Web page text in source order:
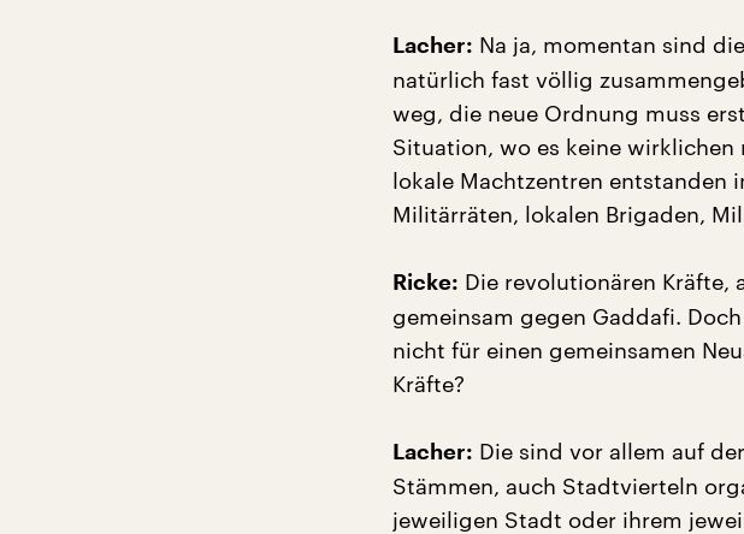
Lacher: Na ja, momentan sind
natürlich fast völlig
weg, die neue Ordnung muss
Situation, wo es keine
lokale Machtzentren entstanden
Militärräten, lokalen Brigaden,
Ricke: Die revolutionären Kräfte,
gemeinsam gegen Gaddafi.
nicht für einen gemeinsamen
Kräfte?
Lacher: Die sind vor allem auf
Stämmen, auch Stadtvierteln
jeweiligen Stadt oder ihrem